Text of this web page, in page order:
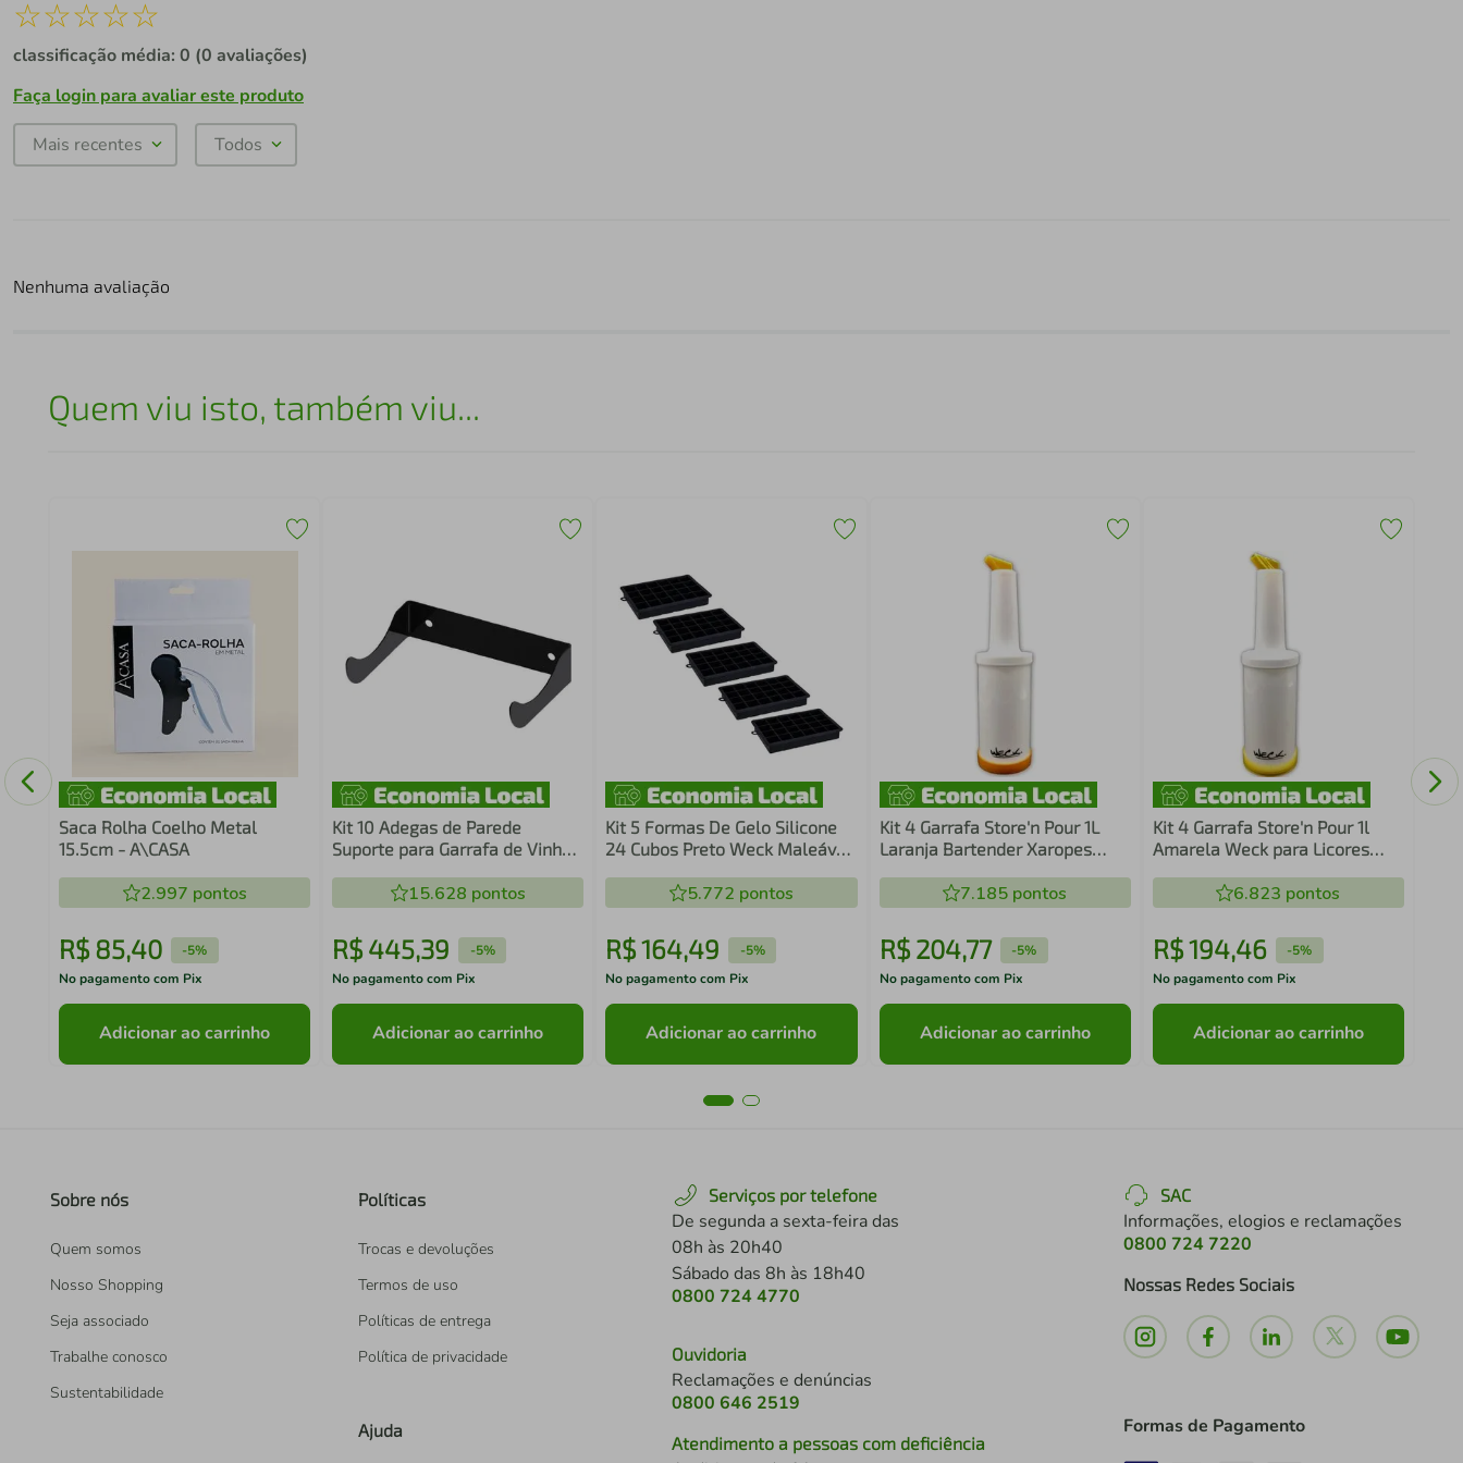
☆☆☆☆☆
classificação média: 0 (0 avaliações)
Faça login para avaliar este produto
Mais recentes Todos
Nenhuma avaliação
Quem viu isto, também viu...
Saca Rolha Coelho Metal
15.5cm - A\CASA
2.997 pontos
R$ 85,40 -5%
No pagamento com Pix
Adicionar ao carrinho
Kit 10 Adegas de Parede
Suporte para Garrafa de Vinho
Horizontal para Bar
15.628 pontos
R$ 445,39 -5%
No pagamento com Pix
Adicionar ao carrinho
Kit 5 Formas De Gelo Silicone
24 Cubos Preto Weck Maleável
5.772 pontos
R$164,49 -5%
No pagamento com Pix
Adicionar ao carrinho
Kit 4 Garrafa Store'n Pour 1L
Laranja Bartender Xaropes
7.185 pontos
R$ 204,77 -5%
No pagamento com Pix
Adicionar ao carrinho
Kit 4 Garrafa Store'n Pour 1l
Amarela Weck para Licores
6.823 pontos
R$194,46 -5%
No pagamento com Pix
Adicionar ao carrinho
Sobre nós
Quem somos
Nosso Shopping
Seja associado
Trabalhe conosco
Sustentabilidade
Políticas
Trocas e devoluções
Termos de uso
Políticas de entrega
Política de privacidade
Ajuda
Serviços por telefone
De segunda a sexta-feira das
08h às 20h40
Sábado das 8h às 18h40
0800 724 4770
Ouvidoria
Reclamações e denúncias
0800 646 2519
Atendimento a pessoas com deficiência
SAC
Informações, elogios e reclamações
0800 724 7220
Nossas Redes Sociais
Formas de Pagamento